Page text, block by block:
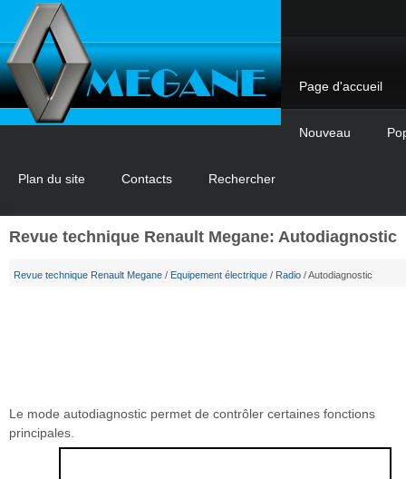
Page d'accueil
Nouveau
Plan du site Contacts Rechercher
Revue technique Renault Megane: Autodiagnostic
Revue technique Renault Megane / Equipement électrique / Radio / Autodiagnostic
Le mode autodiagnostic permet de contrôler certaines fonctions
principales.